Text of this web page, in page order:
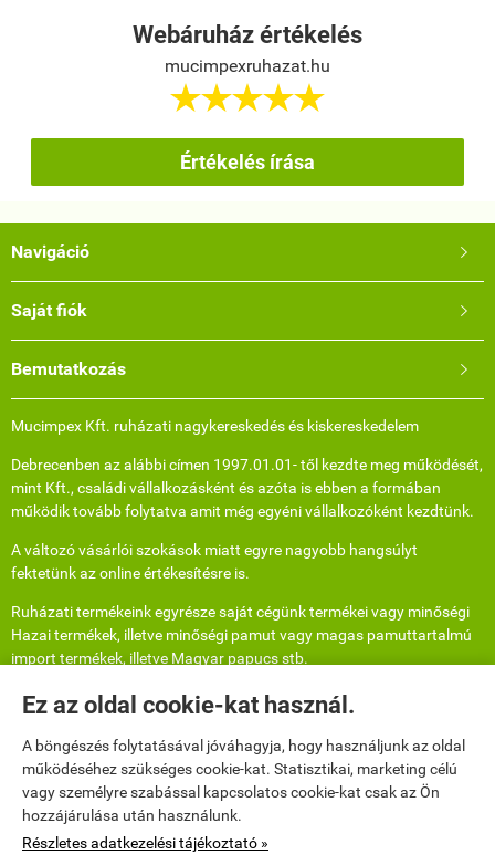
Ez az oldal cookie-kat használ.
A böngészés folytatásával jóváhagyja, hogy használjunk az oldal
működéséhez szükséges cookie-kat. Statisztikai, marketing célú
vagy személyre szabással kapcsolatos cookie-kat csak az Ön
hozzájárulása után használunk.
Részletes adatkezelési tájékoztató »
Webáruház értékelés
mucimpexruhazat.hu

Értékelés írása
Navigáció 
Saját fiók 
Bemutatkozás 
Mucimpex Kft. ruházati nagykereskedés és kiskereskedelem
Debrecenben az alábbi címen 1997.01.01- től kezdte meg működését,
mint Kft., családi vállalkozásként és azóta is ebben a formában
működik tovább folytatva amit még egyéni vállalkozóként kezdtünk.
A változó vásárlói szokások miatt egyre nagyobb hangsúlyt
fektetünk az online értékesítésre is.
Ruházati termékeink egyrésze saját cégünk termékei vagy minőségi
Hazai termékek, illetve minőségi pamut vagy magas pamuttartalmú
import termékek, illetve Magyar papucs stb.
Beszállító Partnereinkkel már több, mint 25 éve dolgozunk együtt,
mivel a Kft a család egyéni vállakozásából fejlődött tovább.
Bízunk benne, hogy már Ön is ismeri és szívesen viseli valamelyik
Elérhetőségek